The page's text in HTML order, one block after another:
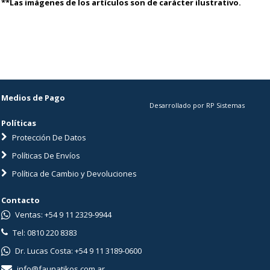
**Las imágenes de los artículos son de carácter ilustrativo.
Medios de Pago
Políticas
Protección De Datos
Políticas De Envíos
Política de Cambio y Devoluciones
Desarrollado por RP Sistemas
Contacto
Ventas: +54 9 11 2329-9944
Tel: 0810 220 8383
Dr. Lucas Costa: +54 9 11 3189-0600